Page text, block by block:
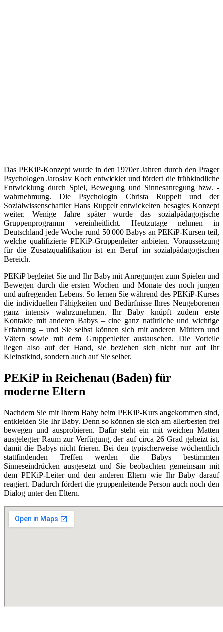
Das PEKiP-Konzept wurde in den 1970er Jahren durch den Prager
Psychologen Jaroslav Koch entwicklet und fördert die frühkindliche
Entwicklung durch Spiel, Bewegung und Sinnesanregung bzw. -
wahrnehmung. Die Psychologin Christa Ruppelt und der
Sozialwissenschaftler Hans Ruppelt entwickelten besagtes Konzept
weiter. Wenige Jahre später wurde das sozialpädagogische
Gruppenprogramm vereinheitlicht. Heutzutage nehmen in
Deutschland jede Woche rund 50.000 Babys an PEKiP-Kursen teil,
welche qualifizierte PEKiP-Gruppenleiter anbieten. Voraussetzung
für die Zusatzqualifikation ist ein Beruf im sozialpädagogischen
Bereich.
PEKiP begleitet Sie und Ihr Baby mit Anregungen zum Spielen und
Bewegen durch die ersten Wochen und Monate des noch jungen
und aufregenden Lebens. So lernen Sie während des PEKiP-Kurses
die individuellen Fähigkeiten und Bedürfnisse Ihres Neugeborenen
ganz intensiv wahrzunehmen. Ihr Baby knüpft zudem erste
Kontakte mit anderen Babys – eine ganz natürliche und wichtige
Erfahrung – und Sie selbst können sich mit anderen Müttern und
Vätern sowie mit dem Gruppenleiter austauschen. Die Vorteile
liegen also auf der Hand, sie beziehen sich nicht nur auf Ihr
Kleinstkind, sondern auch auf Sie selber.
PEKiP in Reichenau (Baden) für
moderne Eltern
Nachdem Sie mit Ihrem Baby beim PEKiP-Kurs angekommen sind,
entkleiden Sie Ihr Baby. Denn so können sie sich am allerbesten frei
bewegen und ausprobieren. Dafür steht ein mit weichen Matten
ausgelegter Raum zur Verfügung, der auf circa 26 Grad geheizt ist,
damit die Babys nicht frieren. Bei den typischerweise wöchentlich
stattfindenden Treffen werden die Babys bestimmten
Sinneseindrücken ausgesetzt und Sie beobachten gemeinsam mit
dem PEKiP-Leiter und den anderen Eltern wie Ihr Baby darauf
reagiert. Dadurch fördert die gruppenleitende Person auch noch den
Dialog unter den Eltern.